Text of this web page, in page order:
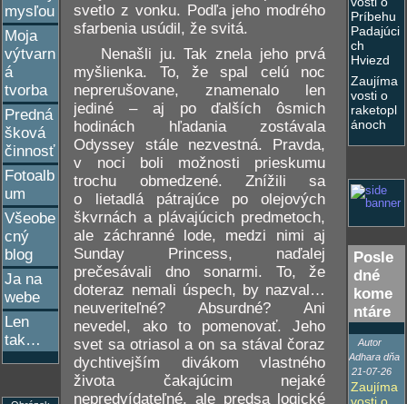
mysľou
Moja
výtvarn
á
tvorba
Predná
šková
činnosť
Fotoalb
um
Všeobe
cný
blog
Ja na
webe
Len
tak…
svetlo z vonku. Podľa jeho modrého
sfarbenia usúdil, že svitá.
Nenašli ju. Tak znela jeho prvá
myšlienka. To, že spal celú noc
neprerušovane, znamenalo len
jediné – aj po ďalších ôsmich
hodinách hľadania zostávala
Odyssey stále nezvestná. Pravda,
v noci boli možnosti prieskumu
trochu obmedzené. Znížili sa
o lietadlá pátrajúce po olejových
škvrnách a plávajúcich predmetoch,
ale záchranné lode, medzi nimi aj
Sunday Princess, naďalej
prečesávali dno sonarmi. To, že
doteraz nemali úspech, by nazval…
neuveriteľné? Absurdné? Ani
nevedel, ako to pomenovať. Jeho
svet sa otriasol a on sa stával čoraz
dychtivejším divákom vlastného
života čakajúcim nejaké
nepredvídateľné, ale predsa logické
Príbehu
Padajúci
ch
Hviezd
Zaujíma
vosti o
raketopl
ánoch
Posle
dné
kome
ntáre
Autor
Adhara dňa
21-07-26
Zaujíma